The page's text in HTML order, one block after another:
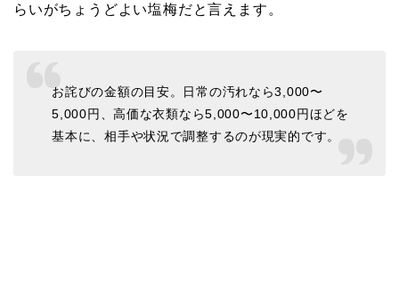
らいがちょうどよい塩梅だと言えます。
お詫びの金額の目安。日常の汚れなら3,000〜
5,000円、高価な衣類なら5,000〜10,000円ほどを
基本に、相手や状況で調整するのが現実的です。